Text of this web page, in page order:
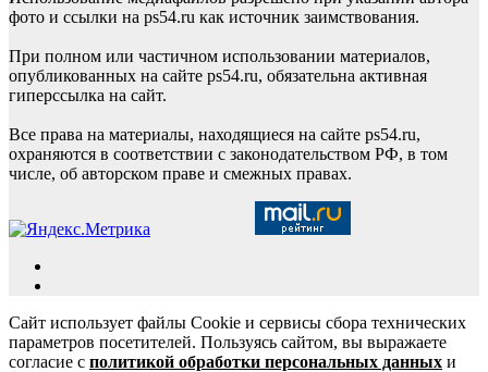
фото и ссылки на ps54.ru как источник заимствования.
При полном или частичном использовании материалов,
опубликованных на сайте ps54.ru, обязательна активная
гиперссылка на сайт.
Все права на материалы, находящиеся на сайте ps54.ru,
охраняются в соответствии с законодательством РФ, в том
числе, об авторском праве и смежных правах.
Сайт использует файлы Cookie и сервисы сбора технических
параметров посетителей. Пользуясь сайтом, вы выражаете
согласие с политикой обработки персональных данных и